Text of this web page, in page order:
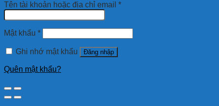
Tên tài khoản hoặc địa chỉ email *
Mật khẩu *
Ghi nhớ mật khẩu Đăng nhập
Quên mật khẩu?